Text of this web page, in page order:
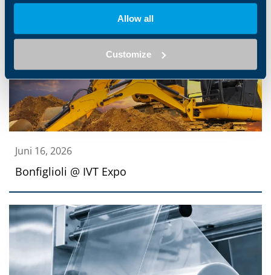
Allow all
Customize
Juni 16, 2026
Bonfiglioli @ IVT Expo